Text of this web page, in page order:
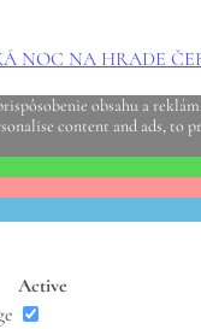
NOC NA HRADE
obsahu a
content and ads,
Active